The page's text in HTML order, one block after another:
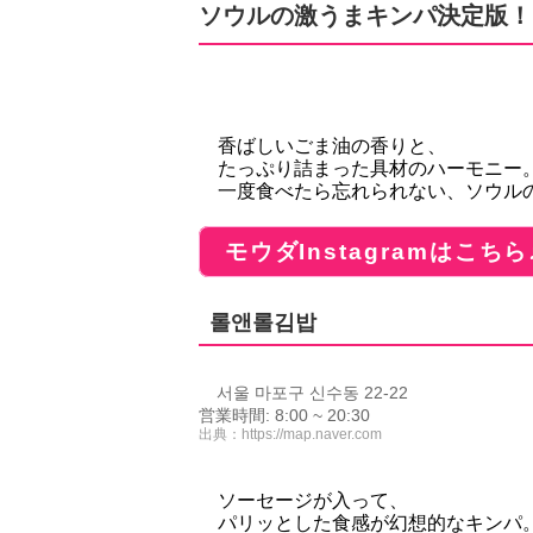
ソウルの激うまキンパ決定版！
香ばしいごま油の香りと、
たっぷり詰まった具材のハーモニー。
一度食べたら忘れられない、ソウル
モウダInstagramはこちら
롤앤롤김밥
서울 마포구 신수동 22-22
営業時間: 8:00 ~ 20:30
出典： https://map.naver.com
ソーセージが入って、
パリッとした食感が幻想的なキンパ。